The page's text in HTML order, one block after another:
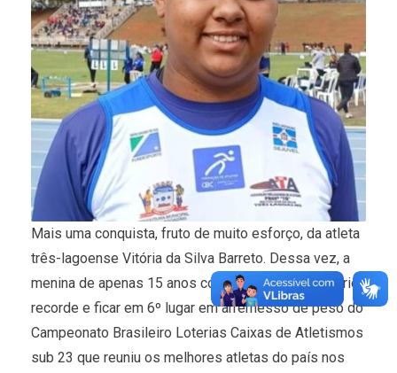
Mais uma conquista, fruto de muito esforço, da atleta
três-lagoense Vitória da Silva Barreto. Dessa vez, a
menina de apenas 15 anos conseguiu bater o próprio
recorde e ficar em 6º lugar em arremesso de peso do
Campeonato Brasileiro Loterias Caixas de Atletismos
sub 23 que reuniu os melhores atletas do país nos